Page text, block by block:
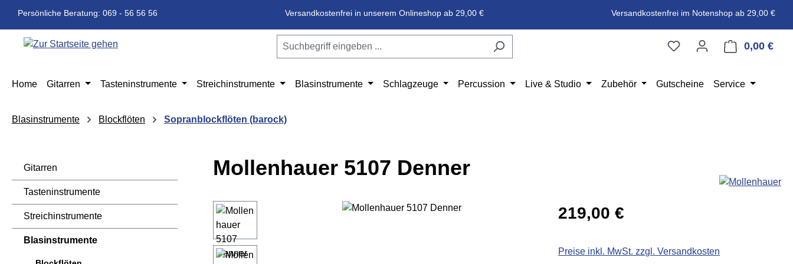
Hauptinhalt springen
Zur Suche springen
Zur Hauptnavigation springen
Persönliche Beratung: 069 - 56 56 56 Versandkostenfrei in unserem Onlineshop ab 29,00 € Versandkostenfrei im Notenshop ab 29,00 €
0,00 €
Home Gitarren Tasteninstrumente Streichinstrumente Blasinstrumente Schlagzeuge Percussion Live & Studio Zubehör Gutscheine Service
Blasinstrumente Blockflöten Sopranblockflöten (barock)
Gitarren
Tasteninstrumente
Streichinstrumente
Blasinstrumente
Mollenhauer 5107 Denner
Bildergalerie überspringen Regulärer Preis:
219,00 €
Preise inkl. MwSt. zzgl. Versandkosten